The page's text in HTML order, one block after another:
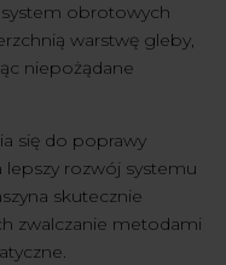
system obrotowych
warstwę gleby,
niepożądane
się do poprawy
lepszy rozwój systemu
skutecznie
zwalczanie metodami